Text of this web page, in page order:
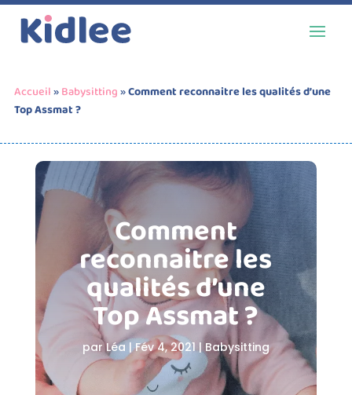
Accueil»Babysitting»Comment reconnaitre les qualités d’une
Top Assmat ?
Comment
reconnaitre les
qualités d’une
Top Assmat ?
parLéa|Fév 4, 2021 | Babysitting